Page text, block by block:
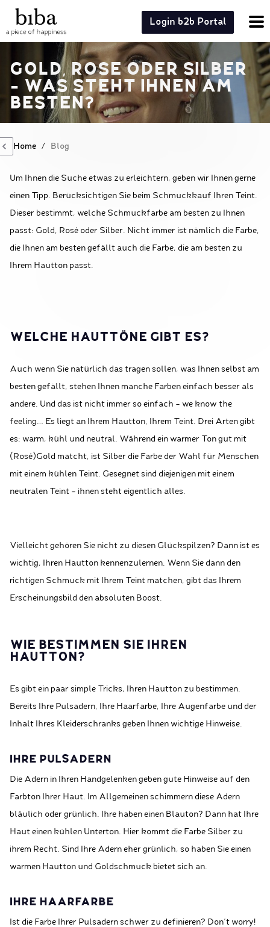
Login b2b Portal
GOLD, ROSE ODER SILBER
- WAS STEHT IHNEN AM
BESTEN?
Home / Blog
Um Ihnen die Suche etwas zu erleichtern, geben wir Ihnen gerne
einen Tipp. Berücksichtigen Sie beim Schmuckkauf Ihren Teint.
Dieser bestimmt, welche Schmuckfarbe am besten zu Ihnen
passt: Gold, Rosé oder Silber. Nicht immer ist nämlich die Farbe,
die Ihnen am besten gefällt auch die Farbe, die am besten zu
Ihrem Hautton passt.
WELCHE HAUTTÖNE GIBT ES?
Auch wenn Sie natürlich das tragen sollen, was Ihnen selbst am
besten gefällt, stehen Ihnen manche Farben einfach besser als
andere. Und das ist nicht immer so einfach - we know the
feeling… Es liegt an Ihrem Hautton, Ihrem Teint. Drei Arten gibt
es: warm, kühl und neutral. Während ein warmer Ton gut mit
(Rosé)Gold matcht, ist Silber die Farbe der Wahl für Menschen
mit einem kühlen Teint. Gesegnet sind diejenigen mit einem
neutralen Teint - ihnen steht eigentlich alles.
Vielleicht gehören Sie nicht zu diesen Glückspilzen? Dann ist es
wichtig, Ihren Hautton kennenzulernen. Wenn Sie dann den
richtigen Schmuck mit Ihrem Teint matchen, gibt das Ihrem
Erscheinungsbild den absoluten Boost.
WIE BESTIMMEN SIE IHREN
HAUTTON?
Es gibt ein paar simple Tricks, Ihren Hautton zu bestimmen.
Bereits Ihre Pulsadern, Ihre Haarfarbe, Ihre Augenfarbe und der
Inhalt Ihres Kleiderschranks geben Ihnen wichtige Hinweise.
IHRE PULSADERN
Die Adern in Ihren Handgelenken geben gute Hinweise auf den
Farbton Ihrer Haut. Im Allgemeinen schimmern diese Adern
bläulich oder grünlich. Ihre haben einen Blauton? Dann hat Ihre
Haut einen kühlen Unterton. Hier kommt die Farbe Silber zu
ihrem Recht. Sind Ihre Adern eher grünlich, so haben Sie einen
warmen Hautton und Goldschmuck bietet sich an.
IHRE HAARFARBE
Ist die Farbe Ihrer Pulsadern schwer zu definieren? Don’t worry!